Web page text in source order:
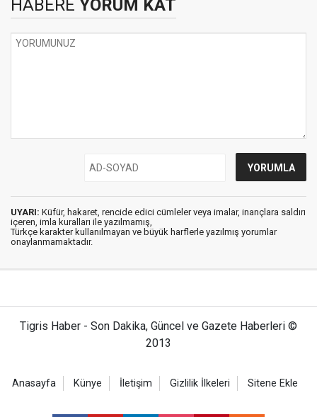
HABERE YORUM KAT
UYARI: Küfür, hakaret, rencide edici cümleler veya imalar, inançlara saldırı
içeren, imla kuralları ile yazılmamış,
Türkçe karakter kullanılmayan ve büyük harflerle yazılmış yorumlar
onaylanmamaktadır.
Tigris Haber - Son Dakika, Güncel ve Gazete Haberleri ©
2013
Anasayfa Künye İletişim Gizlilik İlkeleri Sitene Ekle